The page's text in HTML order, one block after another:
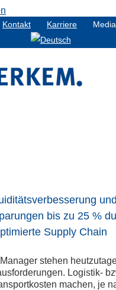
Kontakt Karriere Media
und
bis zu 25 %
Supply Chain
stehen
Logistik-
machen, je